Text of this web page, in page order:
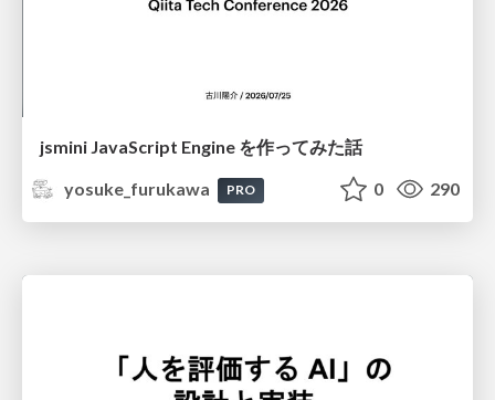
jsmini JavaScript Engine を作ってみた話
yosuke_furukawa
PRO 0 290